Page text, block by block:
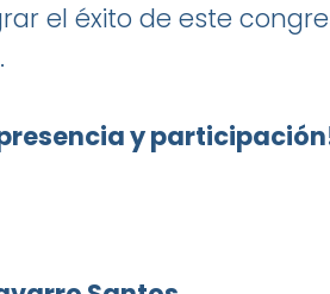
el éxito de este
y